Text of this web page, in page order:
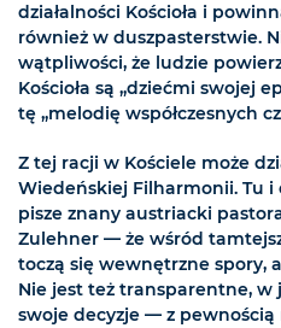
działalności Kościoła i
również w duszpasterstwie.
wątpliwości, że ludzie
Kościoła są „dziećmi swojej
tę „melodię współczesnych
Z tej racji w Kościele może
Wiedeńskiej Filharmonii. Tu i
pisze znany austriacki
Zulehner — że wśród
toczą się wewnętrzne spory,
Nie jest też transparentne,
swoje decyzje — z pewnością